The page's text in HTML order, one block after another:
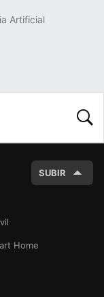
Artificial
SUBIR
Home